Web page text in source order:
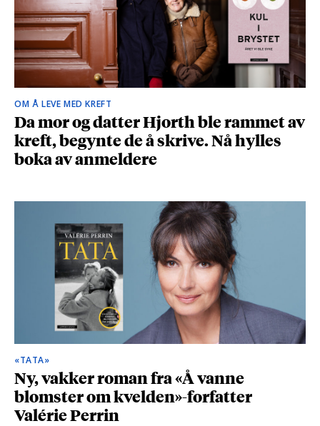
OM Å LEVE MED KREFT
Da mor og datter Hjorth ble rammet av
kreft, begynte de å skrive. Nå hylles
boka av anmeldere
«TATA»
Ny, vakker roman fra «Å vanne
blomster om kvelden»-forfatter
Valérie Perrin